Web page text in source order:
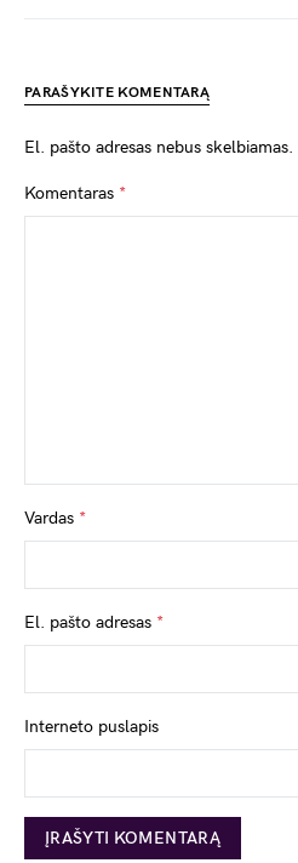
PARAŠYKITE KOMENTARĄ
El. pašto adresas nebus skelbiamas.
Komentaras *
Vardas *
El. pašto adresas *
Interneto puslapis